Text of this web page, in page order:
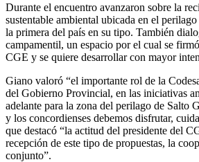
Durante el encuentro avanzaron sobre la
sustentable ambiental ubicada en el
la primera del país en su tipo. También
campamentil, un espacio por el cual se
CGE y se quiere desarrollar con mayor
Giano valoró “el importante rol de la
del Gobierno Provincial, en las iniciativas
adelante para la zona del perilago de Salto
y los concordienses debemos disfrutar,
que destacó “la actitud del presidente del
recepción de este tipo de propuestas, la
conjunto”.